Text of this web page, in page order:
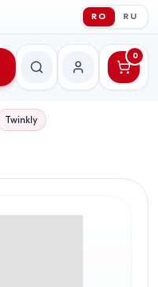
RO RU
CăutareContul meu
0
Twinkly